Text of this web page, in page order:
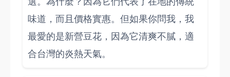
味道，而且價格實惠。但如果你問我，我
最愛的是新營豆花，因為它清爽不膩，適
合台灣的炎熱天氣。